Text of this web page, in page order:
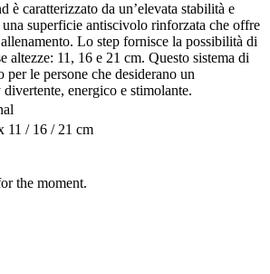
è caratterizzato da un’elevata stabilità e
superficie antiscivolo rinforzata che offre
Lo step fornisce la possibilità di
altezze: 11, 16 e 21 cm. Questo sistema di
per le persone che desiderano un
energico e stimolante.
11 / 16 / 21 cm
the moment.